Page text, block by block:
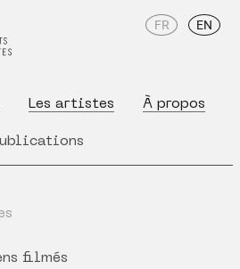
Les artistes À propos
FR EN
filmés